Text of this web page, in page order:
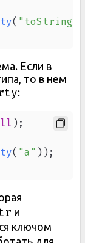
( "toString"
Если в
то в нем
:
) ;
( "a" ) ) ;
и
ключом